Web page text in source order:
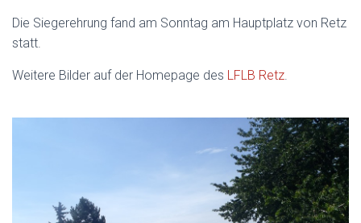
Die Siegerehrung fand am Sonntag am Hauptplatz von Retz
statt.
Weitere Bilder auf der Homepage des LFLB Retz.